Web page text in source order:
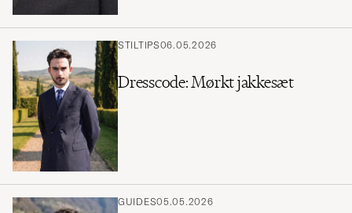
STILTIPS06.05.2026
Dresscode: Mørkt jakkesæt
GUIDES05.05.2026